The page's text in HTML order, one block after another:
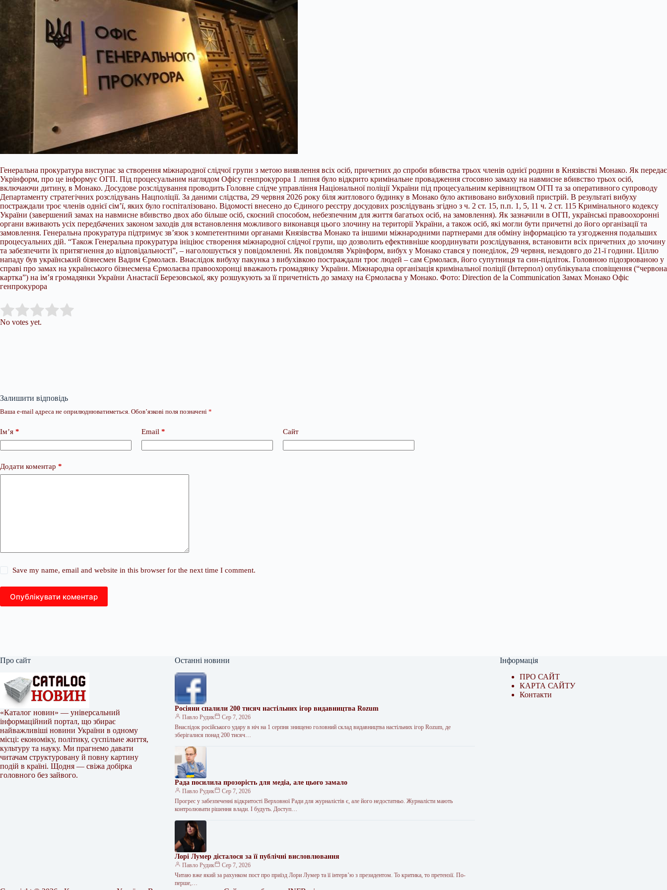
Генеральна прокуратура виступає за створення міжнародної слідчої групи з метою виявлення всіх осіб, причетних до спроби вбивства трьох членів однієї родини в Князівстві Монако. Як передає
Укрінформ, про це інформує ОГП. Під процесуальним наглядом Офісу генпрокурора 1 липня було відкрито кримінальне провадження стосовно замаху на навмисне вбивство трьох осіб,
включаючи дитину, в Монако. Досудове розслідування проводить Головне слідче управління Національної поліції України під процесуальним керівництвом ОГП та за оперативного супроводу
Департаменту стратегічних розслідувань Нацполіції. За даними слідства, 29 червня 2026 року біля житлового будинку в Монако було активовано вибуховий пристрій. В результаті вибуху
постраждали троє членів однієї сім’ї, яких було госпіталізовано. Відомості внесено до Єдиного реєстру досудових розслідувань згідно з ч. 2 ст. 15, п.п. 1, 5, 11 ч. 2 ст. 115 Кримінального кодексу
України (завершений замах на навмисне вбивство двох або більше осіб, скоєний способом, небезпечним для життя багатьох осіб, на замовлення). Як зазначили в ОГП, українські правоохоронні
органи вживають усіх передбачених законом заходів для встановлення можливого виконавця цього злочину на території України, а також осіб, які могли бути причетні до його організації та
замовлення. Генеральна прокуратура підтримує зв’язок з компетентними органами Князівства Монако та іншими міжнародними партнерами для обміну інформацією та узгодження подальших
процесуальних дій. “Також Генеральна прокуратура ініціює створення міжнародної слідчої групи, що дозволить ефективніше координувати розслідування, встановити всіх причетних до злочину
та забезпечити їх притягнення до відповідальності”, – наголошується у повідомленні. Як повідомляв Укрінформ, вибух у Монако стався у понеділок, 29 червня, незадовго до 21-ї години. Ціллю
нападу був український бізнесмен Вадим Єрмолаєв. Внаслідок вибуху пакунка з вибухівкою постраждали троє людей – сам Єрмолаєв, його супутниця та син-підліток. Головною підозрюваною у
справі про замах на українського бізнесмена Єрмолаєва правоохоронці вважають громадянку України. Міжнародна організація кримінальної поліції (Інтерпол) опублікувала сповіщення (“червона
картка”) на ім’я громадянки України Анастасії Березовської, яку розшукують за її причетність до замаху на Єрмолаєва у Монако. Фото: Direction de la Communication Замах Монако Офіс
генпрокурора
Rate this item:
No votes yet.
Залишити відповідь
Ваша e-mail адреса не оприлюднюватиметься. Обов’язкові поля позначені *
Ім’я * Email * Сайт
Додати коментар *
Save my name, email and website in this browser for the next time I comment.
Опублікувати коментар
Про сайт
«Каталог новин» — універсальний
інформаційний портал, що збирає
найважливіші новини України в одному
місці: економіку, політику, суспільне життя,
культуру та науку. Ми прагнемо давати
читачам структуровану й повну картину
подій в країні. Щодня — свіжа добірка
головного без зайвого.
Останні новини
Росіяни спалили 200 тисяч настільних ігор видавництва Rozum
Павло Рудик
Сер 7, 2026
Внаслідок російського удару в ніч на 1 серпня знищено головний склад видавництва настільних ігор Rozum, де
зберігалися понад 200 тисяч…
Рада посилила прозорість для медіа, але цього замало
Павло Рудик
Сер 7, 2026
Прогрес у забезпеченні відкритості Верховної Ради для журналістів є, але його недостатньо. Журналісти мають
контролювати рішення влади. І будуть. Доступ…
Лорі Лумер дісталося за її публічні висловлювання
Павло Рудик
Сер 7, 2026
Читаю вже який за рахунком пост про приїзд Лори Лумер та її інтервʼю з президентом. То критика, то претензії. По-
перше,…
Інформація
ПРО САЙТ
КАРТА САЙТУ
Контакти